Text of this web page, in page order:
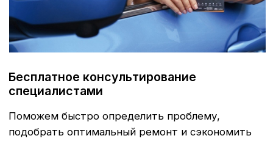
Шиномонтаж, антибактериальная обработка
системы кондиционирования, мойка радиаторов,
перезаправка системы кондиционирования.